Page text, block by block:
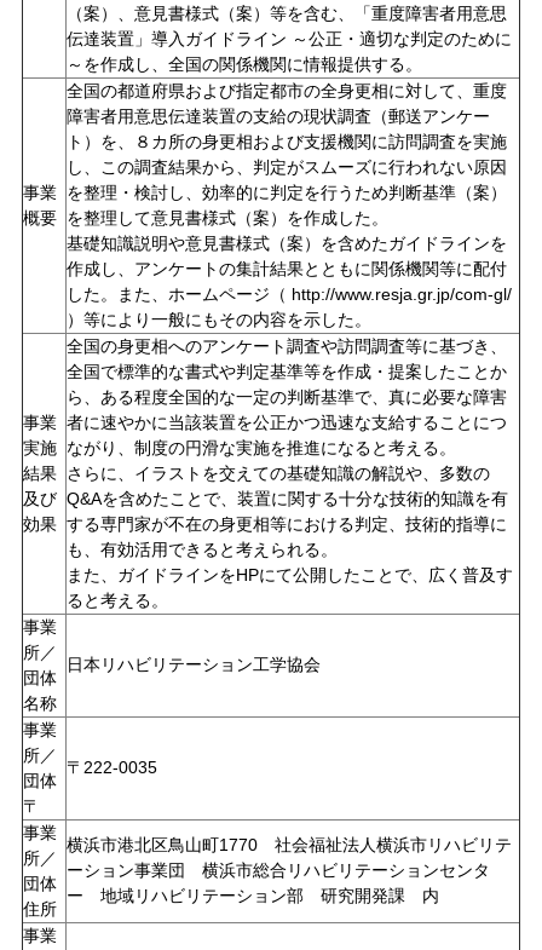
（案）、意見書様式（案）等を含む、「重度障害者用意思
伝達装置」導入ガイドライン ～公正・適切な判定のために
～を作成し、全国の関係機関に情報提供する。
事業
概要
全国の都道府県および指定都市の全身更相に対して、重度
障害者用意思伝達装置の支給の現状調査（郵送アンケー
ト）を、８カ所の身更相および支援機関に訪問調査を実施
し、この調査結果から、判定がスムーズに行われない原因
を整理・検討し、効率的に判定を行うため判断基準（案）
を整理して意見書様式（案）を作成した。
基礎知識説明や意見書様式（案）を含めたガイドラインを
作成し、アンケートの集計結果とともに関係機関等に配付
した。また、ホームページ（ http://www.resja.gr.jp/com-gl/
）等により一般にもその内容を示した。
事業
実施
結果
及び
効果
全国の身更相へのアンケート調査や訪問調査等に基づき、
全国で標準的な書式や判定基準等を作成・提案したことか
ら、ある程度全国的な一定の判断基準で、真に必要な障害
者に速やかに当該装置を公正かつ迅速な支給することにつ
ながり、制度の円滑な実施を推進になると考える。
さらに、イラストを交えての基礎知識の解説や、多数の
Q&Aを含めたことで、装置に関する十分な技術的知識を有
する専門家が不在の身更相等における判定、技術的指導に
も、有効活用できると考えられる。
また、ガイドラインをHPにて公開したことで、広く普及す
ると考える。
事業
所／
団体
名称
日本リハビリテーション工学協会
事業
所／
団体
〒
〒222-0035
事業
所／
団体
住所
横浜市港北区鳥山町1770 社会福祉法人横浜市リハビリテ
ーション事業団 横浜市総合リハビリテーションセンタ
ー 地域リハビリテーション部 研究開発課 内
事業